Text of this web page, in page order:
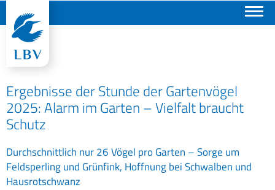
Ergebnisse der Stunde der Gartenvögel
2025: Alarm im Garten – Vielfalt braucht
Schutz
Durchschnittlich nur 26 Vögel pro Garten – Sorge um
Feldsperling und Grünfink, Hoffnung bei Schwalben und
Hausrotschwanz